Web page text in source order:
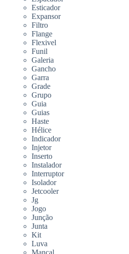
Esticador
Expansor
Filtro
Flange
Flexivel
Funil
Galeria
Gancho
Garra
Grade
Grupo
Guia
Guias
Haste
Hélice
Indicador
Injetor
Inserto
Instalador
Interruptor
Isolador
Jetcooler
Jg
Jogo
Junção
Junta
Kit
Luva
Mancal